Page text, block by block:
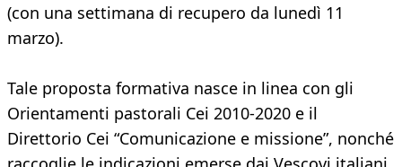
(con una settimana di recupero da lunedì 11
marzo).
Tale proposta formativa nasce in linea con gli
Orientamenti pastorali Cei 2010-2020 e il
Direttorio Cei “Comunicazione e missione”, nonché